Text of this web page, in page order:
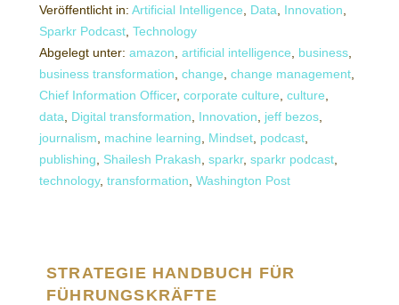
Veröffentlicht in: Artificial Intelligence Data Innovation
Sparkr Podcast Technology
Abgelegt unter: amazon artificial intelligence business
business transformation change change management
Chief Information Officer, corporate culture culture
data
Digital transformation Innovation jeff bezos
journalism
machine learning Mindset podcast
publishing
Shailesh Prakash sparkr, sparkr podcast
technology, transformation Washington Post
STRATEGIE HANDBUCH FÜR
FÜHRUNGSKRÄFTE